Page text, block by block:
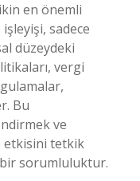
en önemli
sadece
düzeydeki
vergi
Bu
ve
etkisini tetkik
sorumluluktur.